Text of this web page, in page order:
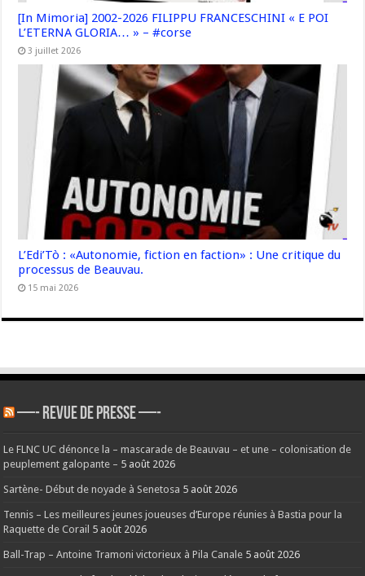
[In Mimoria] 2002-2026 FILIPPU FRANCESCHINI « E POI
L’ETERNA GLORIA… » – #corse
3 juillet 2026
L’Edi’Tò : «Autonomie, fiction en faction» : Une critique du
processus de Beauvau.
15 mai 2026
—- REVUE DE PRESSE —-
Le FLNC UC dénonce la – mascarade de Beauvau – et une – colonisation de
peuplement galopante – 5 août 2026
Sartène- Début de noyade à Senetosa 5 août 2026
Tennis – Les meilleures jeunes joueuses d’Europe réunies à Bastia pour la
Raquette de Corail 5 août 2026
Ball-Trap – Antoine Tramoni victorieux à Pila Canale 5 août 2026